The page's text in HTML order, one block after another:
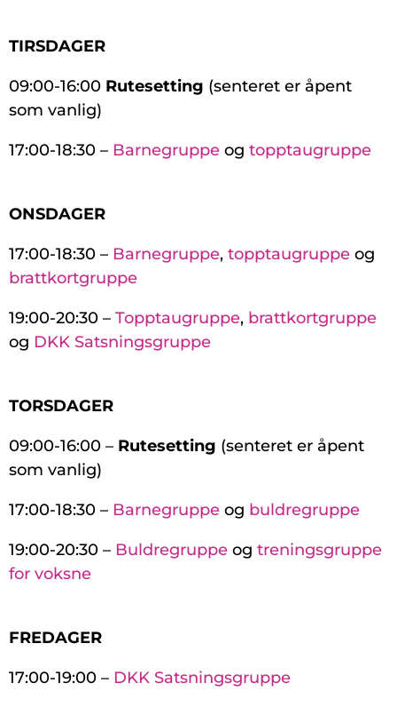
TIRSDAGER
09:00-16:00 Rutesetting (senteret er åpent
som vanlig)
17:00-18:30 – Barnegruppe og topptaugruppe
ONSDAGER
17:00-18:30 – Barnegruppe, topptaugruppe og
brattkortgruppe
19:00-20:30 – Topptaugruppe, brattkortgruppe
og DKK Satsningsgruppe
TORSDAGER
09:00-16:00 – Rutesetting (senteret er åpent
som vanlig)
17:00-18:30 – Barnegruppe og buldregruppe
19:00-20:30 – Buldregruppe og treningsgruppe
for voksne
FREDAGER
17:00-19:00 – DKK Satsningsgruppe